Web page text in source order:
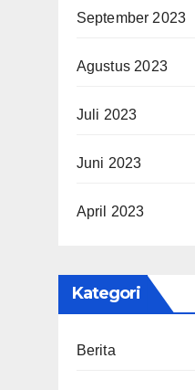
September 2023
Agustus 2023
Juli 2023
Juni 2023
April 2023
Kategori
Berita